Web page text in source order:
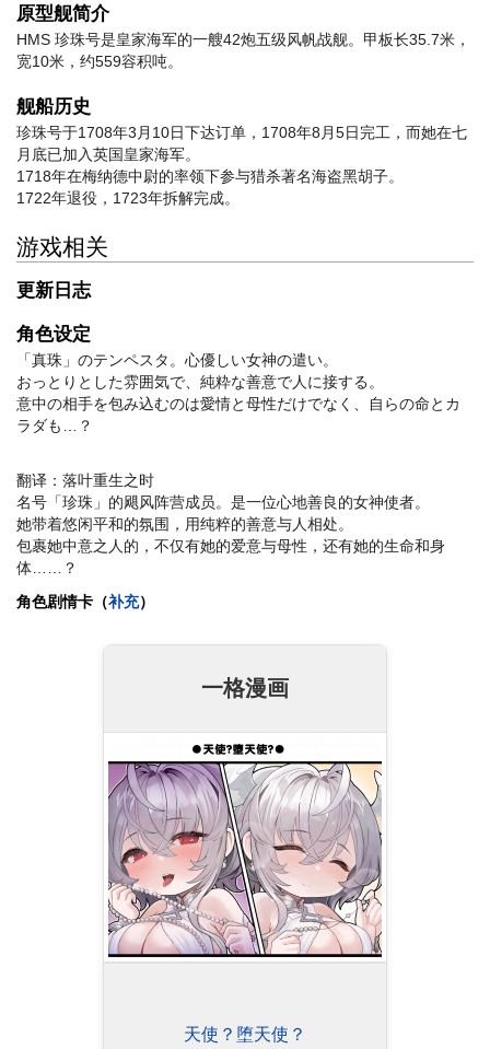
原型舰简介
HMS 珍珠号是皇家海军的一艘42炮五级风帆战舰。甲板长35.7米，
宽10米，约559容积吨。
舰船历史
珍珠号于1708年3月10日下达订单，1708年8月5日完工，而她在七
月底已加入英国皇家海军。
1718年在梅纳德中尉的率领下参与猎杀著名海盗黑胡子。
1722年退役，1723年拆解完成。
游戏相关
更新日志
角色设定
「真珠」のテンペスタ。心優しい女神の遣い。
おっとりとした雰囲気で、純粋な善意で人に接する。
意中の相手を包み込むのは愛情と母性だけでなく、自らの命とカ
ラダも…？
翻译：落叶重生之时
名号「珍珠」的飓风阵营成员。是一位心地善良的女神使者。
她带着悠闲平和的氛围，用纯粹的善意与人相处。
包裹她中意之人的，不仅有她的爱意与母性，还有她的生命和身
体……？
角色剧情卡（补充）
一格漫画
天使？堕天使？